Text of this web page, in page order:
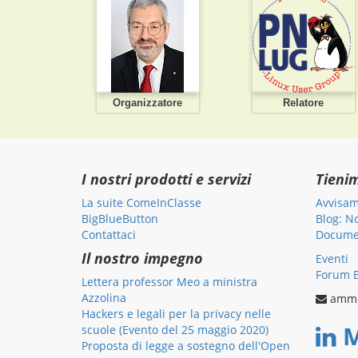
Organizzatore Relatore
I nostri prodotti e servizi
La suite ComeInClasse
BigBlueButton
Contattaci
Il nostro impegno
Lettera professor Meo a ministra
Azzolina
Hackers e legali per la privacy nelle
scuole (Evento del 25 maggio 2020)
Proposta di legge a sostegno dell'Open
Blog:
Eventi
Forum